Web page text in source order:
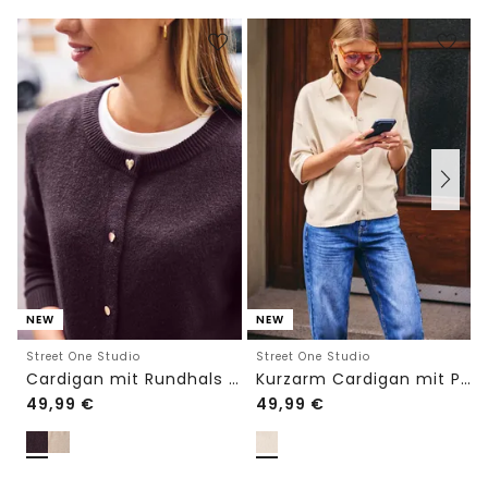
NEW
Street One Studio
Cardigan mit Rundhals und Knöpfen
49,99 €
NEW
Street One Studio
Kurzarm Cardigan mit Polokragen
49,99 €